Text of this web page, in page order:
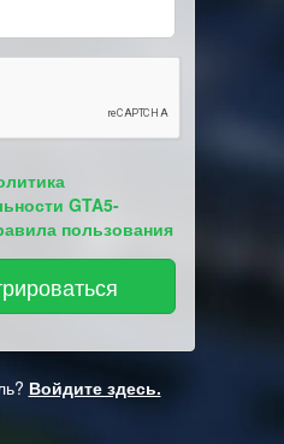
GTA5-
пользования
Войдите здесь.